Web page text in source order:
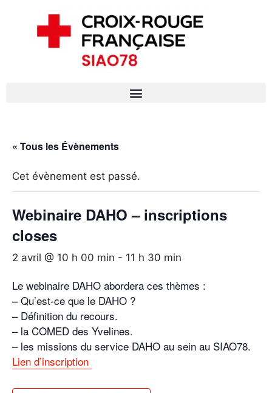
« Tous les Évènements
Cet évènement est passé.
Webinaire DAHO – inscriptions
closes
2 avril @ 10 h 00 min - 11 h 30 min
Le webinaire DAHO abordera ces thèmes :
– Qu’est-ce que le DAHO ?
– Définition du recours.
– la COMED des Yvelines.
– les missions du service DAHO au sein au SIAO78.
Lien d’inscription